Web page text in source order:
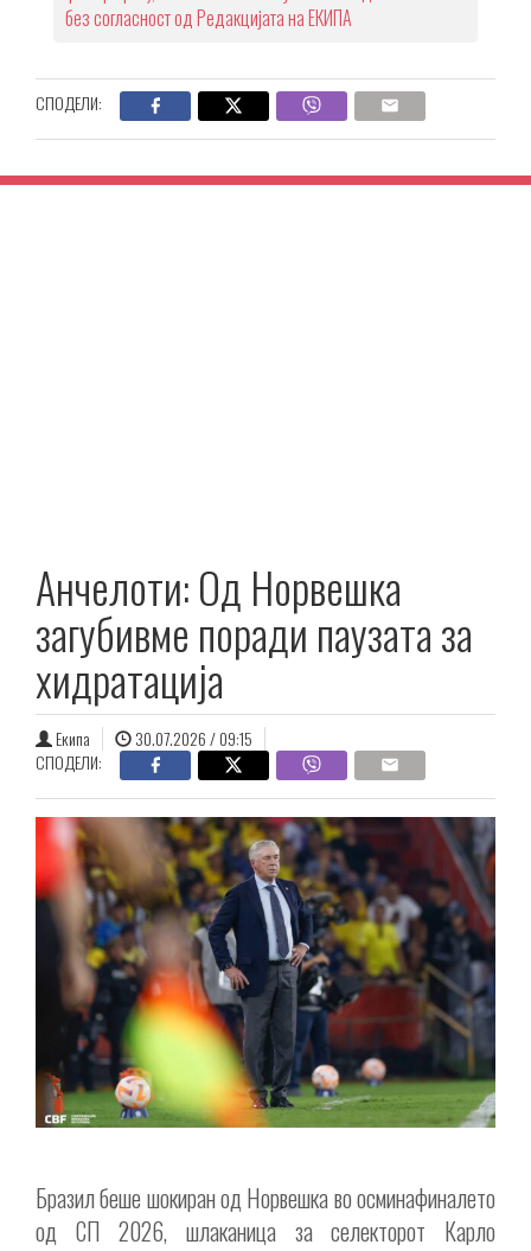
без согласност од Редакцијата на ЕКИПА
СПОДЕЛИ:
Анчелоти: Од Норвешка
загубивме поради паузата за
хидратација
Екипа
30.07.2026 / 09:15
СПОДЕЛИ:
Бразил беше шокиран од Норвешка во осминафиналето
од СП 2026, шлаканица за селекторот Карло